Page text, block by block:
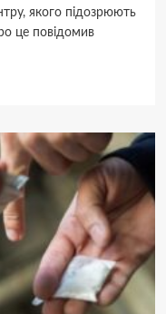
якого підозрюють
це повідомив